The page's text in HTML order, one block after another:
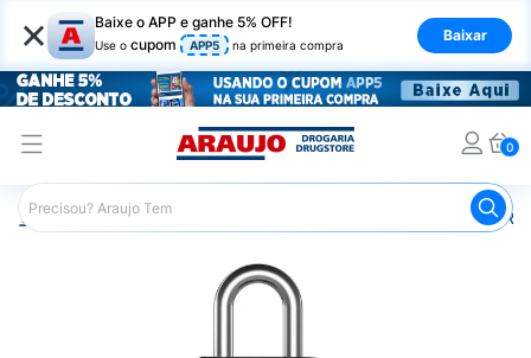
× Baixe o APP e ganhe 5% OFF!
Use o cupom APP5 na primeira compra
Baixar
0
Araujo Mercado Manutenção e